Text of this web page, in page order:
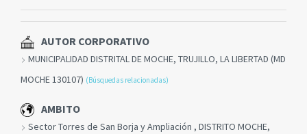
AUTOR CORPORATIVO
MUNICIPALIDAD DISTRITAL DE MOCHE, TRUJILLO, LA LIBERTAD (MD
MOCHE 130107) (Búsquedas relacionadas)
AMBITO
Sector Torres de San Borja y Ampliación , DISTRITO MOCHE,